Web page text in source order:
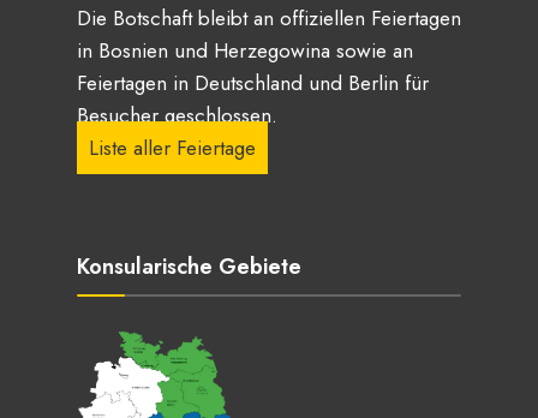
Die Botschaft bleibt an offiziellen Feiertagen
in Bosnien und Herzegowina sowie an
Feiertagen in Deutschland und Berlin für
Besucher geschlossen.
Liste aller Feiertage
Konsularische Gebiete